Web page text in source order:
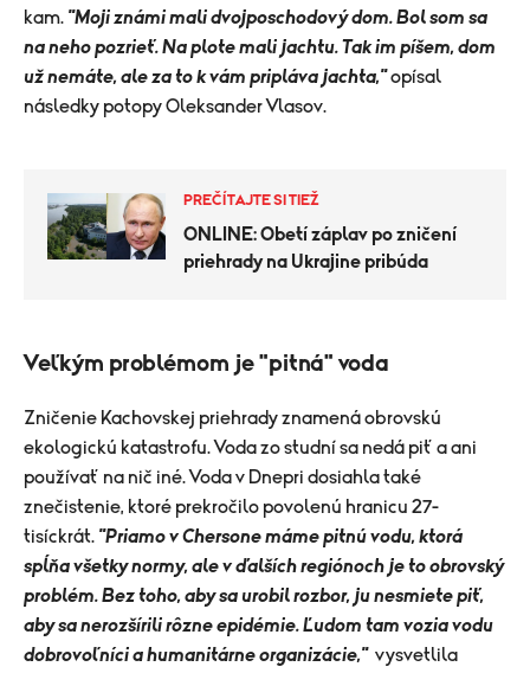
kam. "Moji známi mali dvojposchodový dom. Bol som sa
na neho pozrieť. Na plote mali jachtu. Tak im píšem, dom
už nemáte, ale za to k vám pripláva jachta,"opísal
následky potopy Oleksander Vlasov.
PREČÍTAJTE SI TIEŽ
ONLINE: Obetí záplav po zničení
priehrady na Ukrajine pribúda
​Veľkým problémom je "pitná" voda
Zničenie Kachovskej priehrady znamená obrovskú
ekologickú katastrofu. Voda zo studní sa nedá piť a ani
používať na nič iné. Voda v Dnepri dosiahla také
znečistenie, ktoré prekročilo povolenú hranicu 27-
tisíckrát. "Priamo v Chersone máme pitnú vodu, ktorá
spĺňa všetky normy, ale v ďalších regiónoch je to obrovský
problém. Bez toho, aby sa urobil rozbor, ju nesmiete piť,
aby sa nerozšírili rôzne epidémie. Ľudom tam vozia vodu
dobrovoľníci a humanitárne organizácie,"vysvetlila